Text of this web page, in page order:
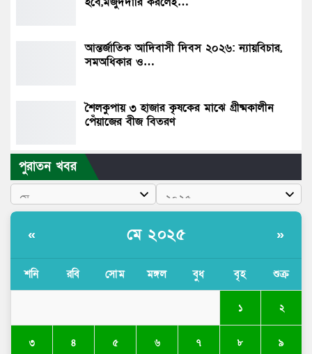
আন্তর্জাতিক আদিবাসী দিবস ২০২৬: ন্যায়বিচার,
সমঅধিকার ও…
শৈলকুপায় ৩ হাজার কৃষকের মাঝে গ্রীষ্মকালীন
পেঁয়াজের বীজ বিতরণ
পুরাতন খবর
« মে ২০২৫ »
শনি রবি সোম মঙ্গল বুধ বৃহ শুক্র
১ ২
৩ ৪ ৫ ৬ ৭ ৮ ৯